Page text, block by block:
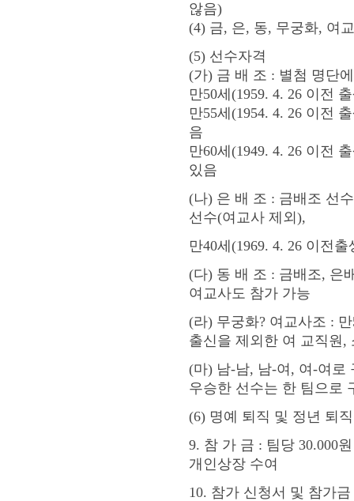
않음)
(4) 금, 은, 동, 무궁화, 여
(5) 선수자격
(가) 금 배 조 : 별첨 명단
만50세(1959. 4. 26 이전
만55세(1954. 4. 26 이전
음
만60세(1949. 4. 26 이전
있음
(나) 은 배 조 : 금배조 선
선수(여교사 제외),
만40세(1969. 4. 26 이전
(다) 동 배 조 : 금배조, 은
여교사도 참가 가능
(라) 무궁화? 여교사조 :
출신을 제외한 여 교직원,
(마) 남-남, 남-여, 여-여로
우승한 선수는 한 팀으로
(6) 명예 퇴직 및 정년 퇴
9. 참 가 금 : 팀당 30.000
개인상장 수여
10. 참가 신청서 및 참가